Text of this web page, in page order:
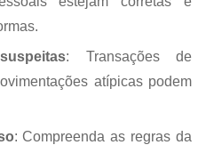
: Transações de
atípicas podem
: Compreenda as regras da